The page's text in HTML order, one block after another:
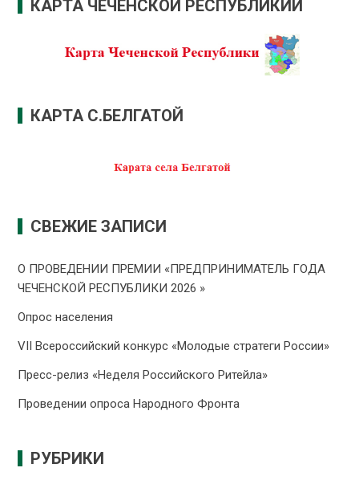
КАРТА ЧЕЧЕНСКОЙ РЕСПУБЛИКИЙ
КАРТА С.БЕЛГАТОЙ
СВЕЖИЕ ЗАПИСИ
О ПРОВЕДЕНИИ ПРЕMИИ «ПРЕДПРИНИМАТЕЛЬ ГОДА
ЧЕЧЕНСКОЙ РЕСПУБЛИКИ 2026 »
Опрос населения
VII Всероссийский конкурс «Молодые стратеги России»
Пресс-релиз «Неделя Российского Ритейла»
Проведении опроса Народного Фронта
РУБРИКИ